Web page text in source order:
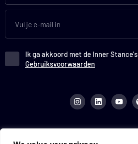
Ik ga akkoord met de Inner Stance's
Gebruiksvoorwaarden
n
s
t
g
a
i
n
k
d
n
o
u
t
b